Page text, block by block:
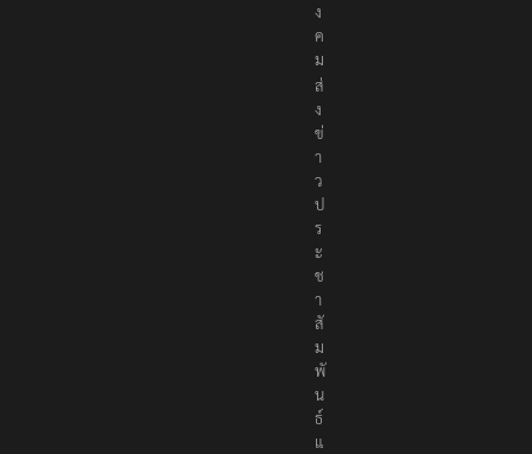
ง
ค
ม
ส่
ง
ข่
า
ว
ป
ร
ะ
ช
า
สั
ม
พั
น
ธ์
แ